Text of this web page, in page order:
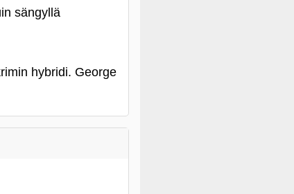
sängyllä
hybridi. George